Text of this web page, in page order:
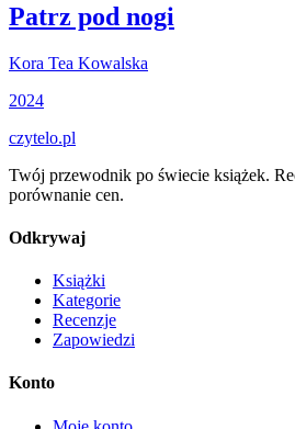
Patrz pod nogi
Kora Tea Kowalska
2024
czytelo.pl
Twój przewodnik po świecie książek.
porównanie cen.
Odkrywaj
Książki
Kategorie
Recenzje
Zapowiedzi
Konto